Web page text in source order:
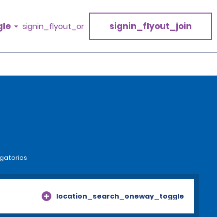
signin_flyout_or signin_flyout_join
location_search_oneway_toggle